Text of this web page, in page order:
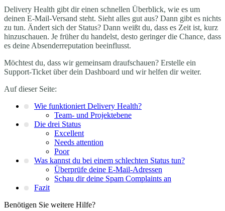
Delivery Health gibt dir einen schnellen Überblick, wie es um
deinen E-Mail-Versand steht. Sieht alles gut aus? Dann gibt es nichts
zu tun. Ändert sich der Status? Dann weißt du, dass es Zeit ist, kurz
hinzuschauen. Je früher du handelst, desto geringer die Chance, dass
es deine Absenderreputation beeinflusst.
Möchtest du, dass wir gemeinsam draufschauen? Erstelle ein
Support-Ticket über dein Dashboard und wir helfen dir weiter.
Auf dieser Seite:
Wie funktioniert Delivery Health?
Team- und Projektebene
Die drei Status
Excellent
Needs attention
Poor
Was kannst du bei einem schlechten Status tun?
Überprüfe deine E-Mail-Adressen
Schau dir deine Spam Complaints an
Fazit
Benötigen Sie weitere Hilfe?